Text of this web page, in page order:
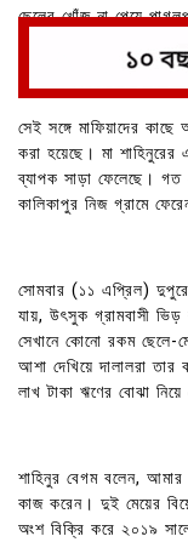
ছেলের খোঁজ না পেয়ে
সেই সঙ্গে মাফিয়াদের
করা হয়েছে। মা শাহিনুরের
ব্যাপক সাড়া ফেলেছে। গত
কালিকাপুর নিজ গ্রামে
সোমবার (১১ এপ্রিল) দুপুরে
যায়, উৎসুক গ্রামবাসী
সেখানে কোনো রকম ছেলে-
আশা দেখিয়ে দালালরা
লাখ টাকা ঋণের বোঝা
শাহিনুর বেগম বলেন, আমার
কাজ করেন। দুই মেয়ের
অংশ বিক্রি করে ২০১৯